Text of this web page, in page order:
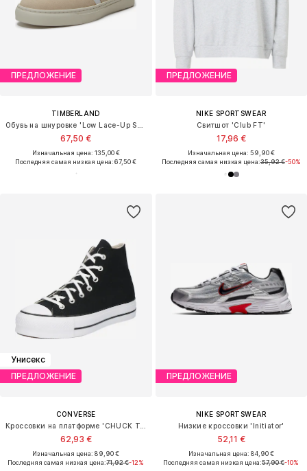
ПРЕДЛОЖЕНИЕ
TIMBERLAND
67,50 €
Изначальная цена: 135,00 €
Последняя самая низкая цена:67,50 €
ПРЕДЛОЖЕНИЕ
NIKE SPORTSWEAR
Свитшот 'Club FT'
17,96 €
Изначальная цена: 59,90 €
Последняя самая низкая цена:35,92 €-50%
Унисекс
ПРЕДЛОЖЕНИЕ
CONVERSE
62,93 €
Изначальная цена: 89,90 €
Последняя самая низкая цена:71,92 €-12%
ПРЕДЛОЖЕНИЕ
NIKE SPORTSWEAR
Низкие кроссовки 'Initiator'
52,11 €
Изначальная цена: 84,90 €
Последняя самая низкая цена:57,90 €-10%